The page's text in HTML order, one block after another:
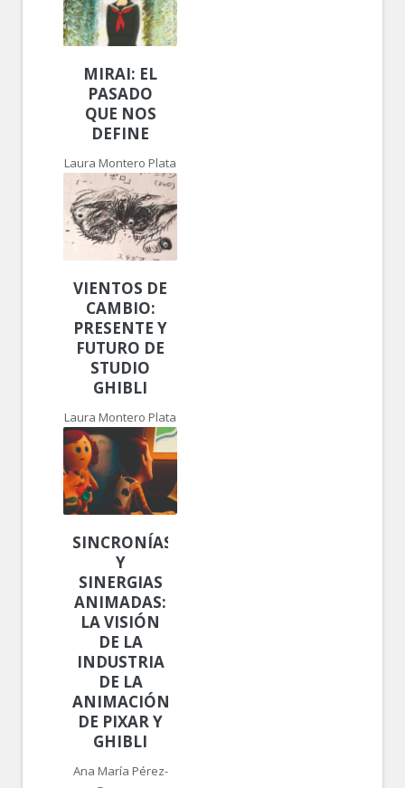
MIRAI: EL
PASADO
QUE NOS
DEFINE
Laura Montero Plata
VIENTOS DE
CAMBIO:
PRESENTE Y
FUTURO DE
STUDIO
GHIBLI
Laura Montero Plata
SINCRONÍAS
Y
SINERGIAS
ANIMADAS:
LA VISIÓN
DE LA
INDUSTRIA
DE LA
ANIMACIÓN
DE PIXAR Y
GHIBLI
Ana María Pérez-